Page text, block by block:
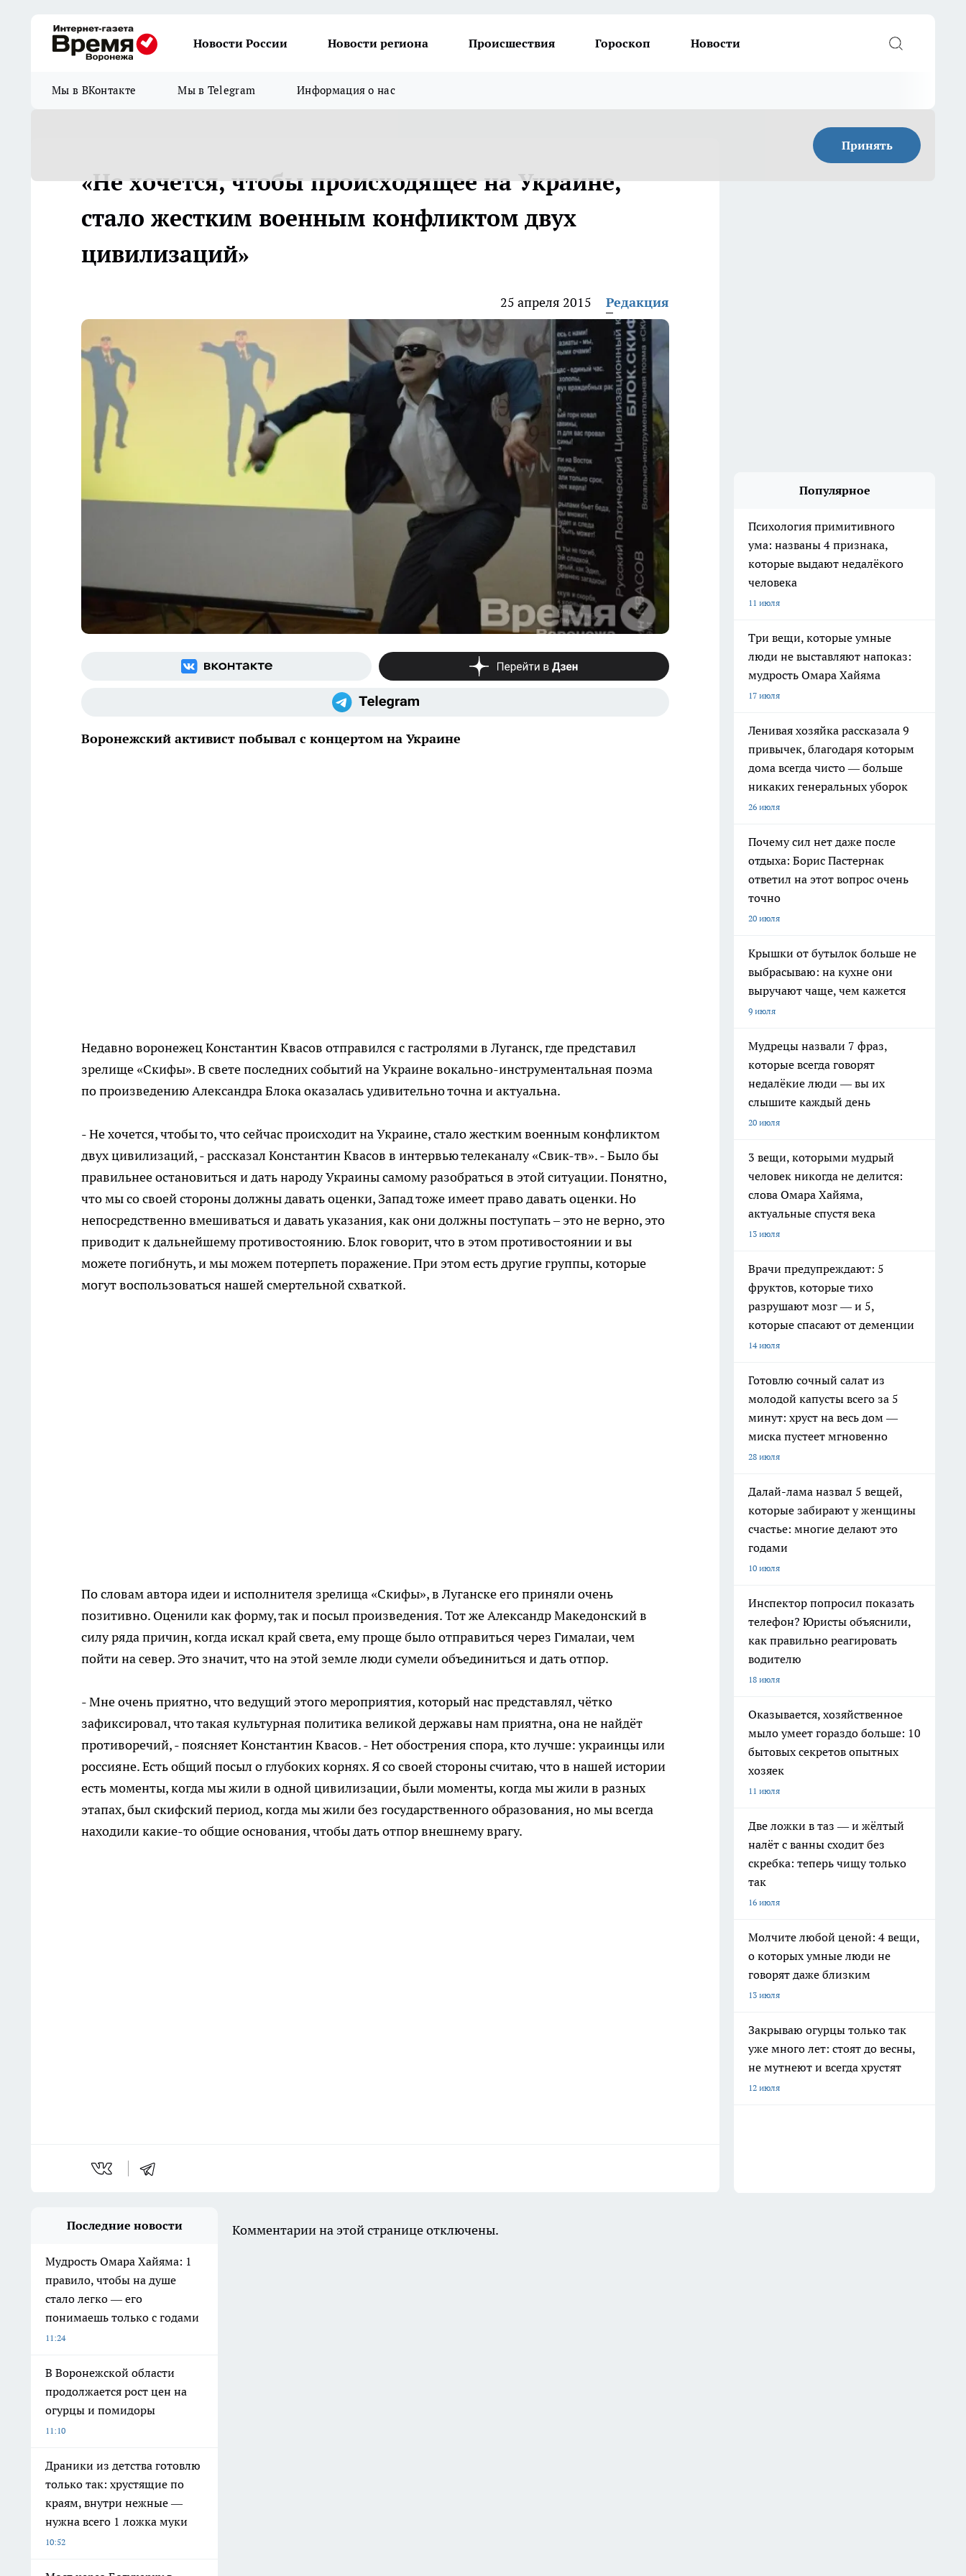
Новости России Новости региона Происшествия Гороскоп Новости
Мы в ВКонтакте Мы в Telegram Информация о нас
Принять
«Не хочется, чтобы происходящее на Украине,
стало жестким военным конфликтом двух
цивилизаций»
25 апреля 2015 Редакция
Воронежский активист побывал с концертом на Украине
Недавно воронежец Константин Квасов отправился с гастролями в Луганск, где представил
зрелище «Скифы». В свете последних событий на Украине вокально-инструментальная поэма
по произведению Александра Блока оказалась удивительно точна и актуальна.
- Не хочется, чтобы то, что сейчас происходит на Украине, стало жестким военным конфликтом
двух цивилизаций, - рассказал Константин Квасов в интервью телеканалу «Свик-тв». - Было бы
правильнее остановиться и дать народу Украины самому разобраться в этой ситуации. Понятно,
что мы со своей стороны должны давать оценки, Запад тоже имеет право давать оценки. Но
непосредственно вмешиваться и давать указания, как они должны поступать – это не верно, это
приводит к дальнейшему противостоянию. Блок говорит, что в этом противостоянии и вы
можете погибнуть, и мы можем потерпеть поражение. При этом есть другие группы, которые
могут воспользоваться нашей смертельной схваткой.
По словам автора идеи и исполнителя зрелища «Скифы», в Луганске его приняли очень
позитивно. Оценили как форму, так и посыл произведения. Тот же Александр Македонский в
силу ряда причин, когда искал край света, ему проще было отправиться через Гималаи, чем
пойти на север. Это значит, что на этой земле люди сумели объединиться и дать отпор.
- Мне очень приятно, что ведущий этого мероприятия, который нас представлял, чётко
зафиксировал, что такая культурная политика великой державы нам приятна, она не найдёт
противоречий, - поясняет Константин Квасов. - Нет обострения спора, кто лучше: украинцы или
россияне. Есть общий посыл о глубоких корнях. Я со своей стороны считаю, что в нашей истории
есть моменты, когда мы жили в одной цивилизации, были моменты, когда мы жили в разных
этапах, был скифский период, когда мы жили без государственного образования, но мы всегда
находили какие-то общие основания, чтобы дать отпор внешнему врагу.
Популярное
Психология примитивного
ума: названы 4 признака,
которые выдают недалёкого
человека
11 июля
Три вещи, которые умные
люди не выставляют напоказ:
мудрость Омара Хайяма
17 июля
Ленивая хозяйка рассказала 9
привычек, благодаря которым
дома всегда чисто — больше
никаких генеральных уборок
26 июля
Почему сил нет даже после
отдыха: Борис Пастернак
ответил на этот вопрос очень
точно
20 июля
Крышки от бутылок больше не
выбрасываю: на кухне они
выручают чаще, чем кажется
9 июля
Мудрецы назвали 7 фраз,
которые всегда говорят
недалёкие люди — вы их
слышите каждый день
20 июля
3 вещи, которыми мудрый
человек никогда не делится:
слова Омара Хайяма,
актуальные спустя века
13 июля
Врачи предупреждают: 5
фруктов, которые тихо
разрушают мозг — и 5,
которые спасают от деменции
14 июля
Готовлю сочный салат из
молодой капусты всего за 5
минут: хруст на весь дом —
миска пустеет мгновенно
28 июля
Далай-лама назвал 5 вещей,
которые забирают у женщины
счастье: многие делают это
годами
10 июля
Инспектор попросил показать
телефон? Юристы объяснили,
как правильно реагировать
водителю
18 июля
Оказывается, хозяйственное
мыло умеет гораздо больше: 10
бытовых секретов опытных
хозяек
11 июля
Две ложки в таз — и жёлтый
налёт с ванны сходит без
скребка: теперь чищу только
так
16 июля
Молчите любой ценой: 4 вещи,
о которых умные люди не
говорят даже близким
13 июля
Закрываю огурцы только так
уже много лет: стоят до весны,
не мутнеют и всегда хрустят
12 июля
Последние новости
Мудрость Омара Хайяма: 1
правило, чтобы на душе
стало легко — его
понимаешь только с годами
11:24
В Воронежской области
продолжается рост цен на
огурцы и помидоры
11:10
Драники из детства готовлю
только так: хрустящие по
краям, внутри нежные —
нужна всего 1 ложка муки
10:52
Комментарии на этой странице отключены.